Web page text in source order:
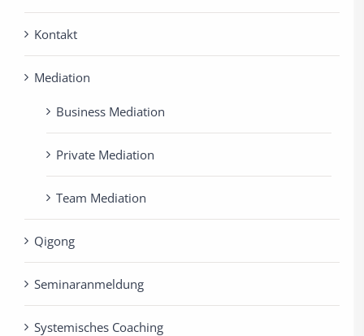
Kontakt
Mediation
Business Mediation
Private Mediation
Team Mediation
Qigong
Seminaranmeldung
Systemisches Coaching